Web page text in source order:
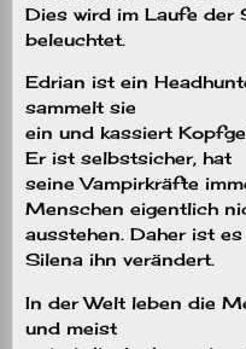
Dies wird im Laufe der
beleuchtet.
Edrian ist ein
sammelt sie
ein und kassiert
Er ist selbstsicher, hat
seine Vampirkräfte
Menschen eigentlich
ausstehen. Daher ist
Silena ihn verändert.
In der Welt leben die
und meist